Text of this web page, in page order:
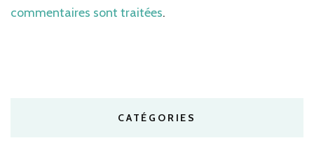
commentaires sont traitées.
CATÉGORIES